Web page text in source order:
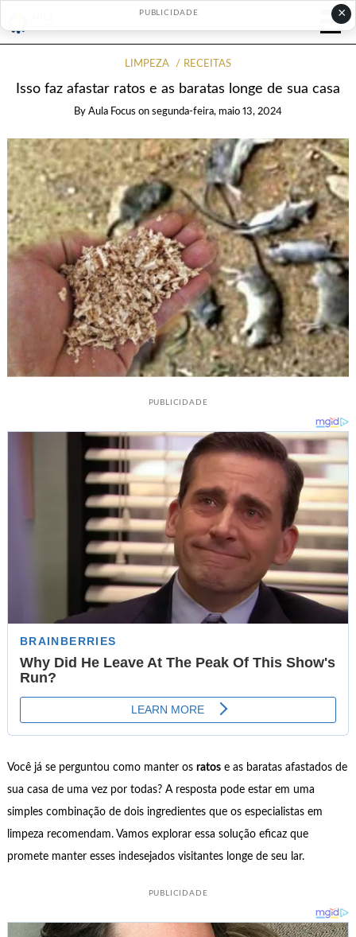
LIMPEZA RECEITAS
Isso faz afastar ratos e as baratas longe de sua casa
By Aula Focus on segunda-feira, maio 13, 2024
PUBLICIDADE
Você já se perguntou como manter os ratose as baratas afastados de
sua casa de uma vez por todas? A resposta pode estar em uma
simples combinação de dois ingredientes que os especialistas em
limpeza recomendam. Vamos explorar essa solução eficaz que
promete manter esses indesejados visitantes longe de seu lar.
PUBLICIDADE
×
PUBLICIDADE